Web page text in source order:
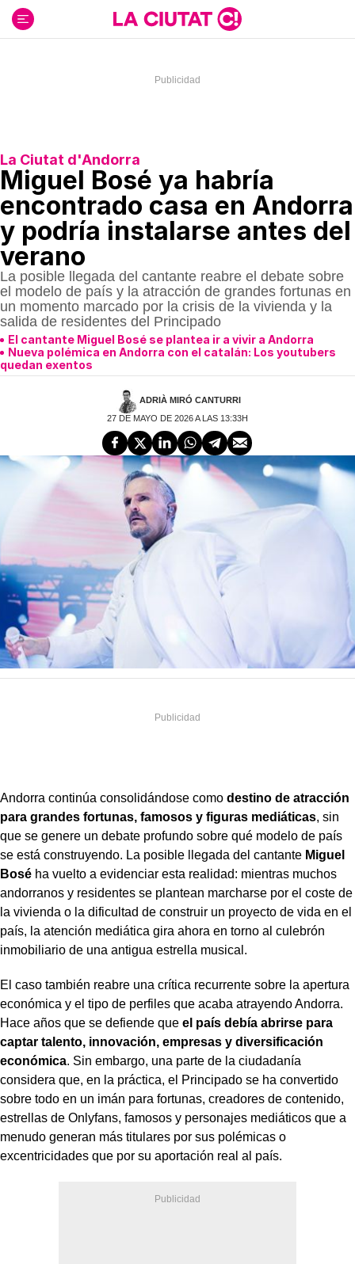
contenido
La Ciutat d'Andorra
Miguel Bosé ya habría
encontrado casa en Andorra
y podría instalarse antes del
verano
La posible llegada del cantante reabre el debate sobre
el modelo de país y la atracción de grandes fortunas en
un momento marcado por la crisis de la vivienda y la
salida de residentes del Principado
El cantante Miguel Bosé se plantea ir a vivir a Andorra
Nueva polémica en Andorra con el catalán: Los youtubers
quedan exentos
ADRIÀ MIRÓ CANTURRI
27 DE MAYO DE 2026 A LAS 13:33H
Andorra continúa consolidándose como destino de atracción
para grandes fortunas, famosos y figuras mediáticas, sin
que se genere un debate profundo sobre qué modelo de país
se está construyendo. La posible llegada del cantante Miguel
Bosé ha vuelto a evidenciar esta realidad: mientras muchos
andorranos y residentes se plantean marcharse por el coste de
la vivienda o la dificultad de construir un proyecto de vida en el
país, la atención mediática gira ahora en torno al culebrón
inmobiliario de una antigua estrella musical.
El caso también reabre una crítica recurrente sobre la apertura
económica y el tipo de perfiles que acaba atrayendo Andorra.
Hace años que se defiende que el país debía abrirse para
captar talento, innovación, empresas y diversificación
económica. Sin embargo, una parte de la ciudadanía
considera que, en la práctica, el Principado se ha convertido
sobre todo en un imán para fortunas, creadores de contenido,
estrellas de Onlyfans, famosos y personajes mediáticos que a
menudo generan más titulares por sus polémicas o
excentricidades que por su aportación real al país.